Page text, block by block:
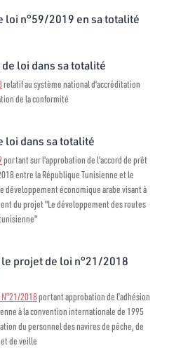
loi n°59/2019 en sa totalité
loi dans sa totalité
relatif au système national d'accréditation
de la conformité
loi dans sa totalité
portant sur l'approbation de l'accord de prêt
entre la République Tunisienne et le
développement économique arabe visant à
du projet "Le développement des routes
projet de loi n°21/2018
2018portant approbation de l’adhésion
à la convention internationale de 1995
du personnel des navires de pêche, de
de veille